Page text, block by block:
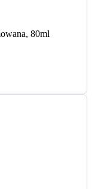
80ml